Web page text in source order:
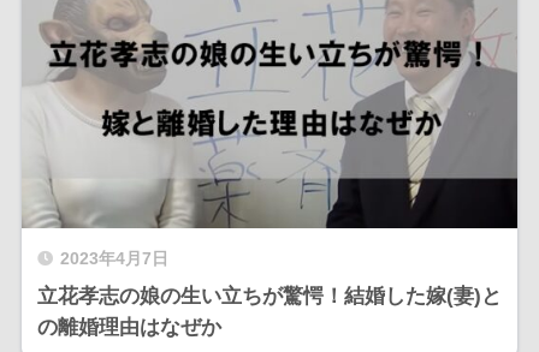
2023年4月7日
立花孝志の娘の生い立ちが驚愕！結婚した嫁(妻)と
の離婚理由はなぜか